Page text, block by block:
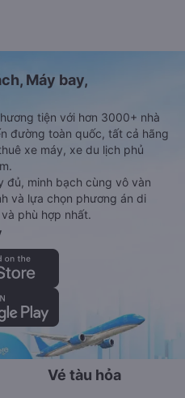
Máy bay,
tiện với hơn 3000+ nhà
đường toàn quốc, tất cả hãng
xe máy, xe du lịch phủ
đủ, minh bạch cùng vô vàn
và lựa chọn phương án di
phù hợp nhất.
Vé tàu hỏa